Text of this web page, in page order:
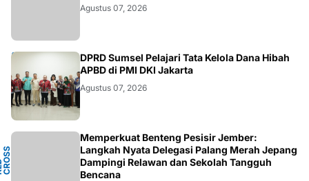
Agustus 07, 2026
ANEWS
DPRD Sumsel Pelajari Tata Kelola Dana Hibah
APBD di PMI DKI Jakarta
Agustus 07, 2026
N
S
T
Memperkuat Benteng Pesisir Jember:
Langkah Nyata Delegasi Palang Merah Jepang
Dampingi Relawan dan Sekolah Tangguh
Bencana